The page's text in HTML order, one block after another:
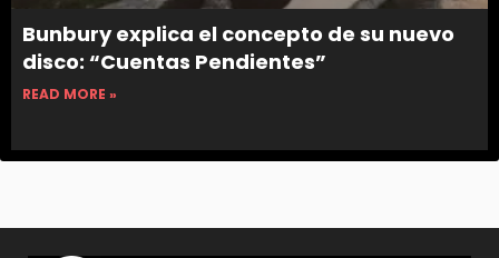
Bunbury explica el concepto de su nuevo
disco: “Cuentas Pendientes”
READ MORE »